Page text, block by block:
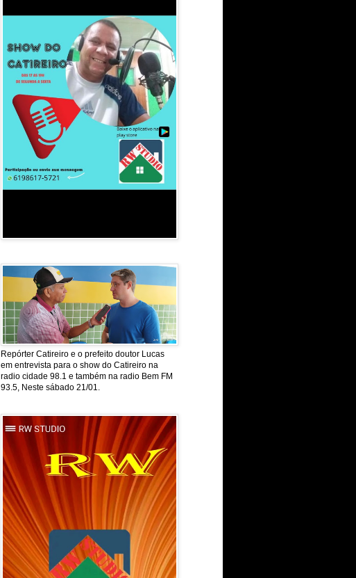
Repórter Catireiro e o prefeito doutor Lucas
em entrevista para o show do Catireiro na
radio cidade 98.1 e também na radio Bem FM
93.5, Neste sábado 21/01.